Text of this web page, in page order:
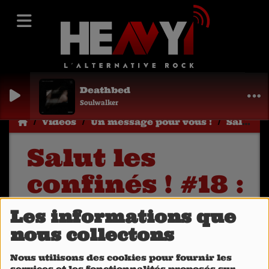
Les informations que
nous collectons
Nous utilisons des cookies pour fournir les
Deathbed
Soulwalker
Vidéos Un message pour vous ! Salut les confinés ! #18 : David Dutreuil (Warner Music France)
Salut les
confinés ! #18 :
David Dutreuil
(Warner Music